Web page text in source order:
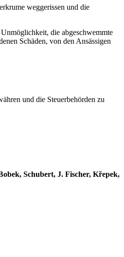
weggerissen und die
die abgeschwemmte
Schäden, von den Ansässigen
und die Steuerbehörden zu
Schubert, J. Fischer, Křepek,